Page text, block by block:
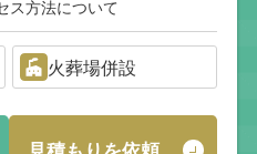
ス方法について
火葬場併設